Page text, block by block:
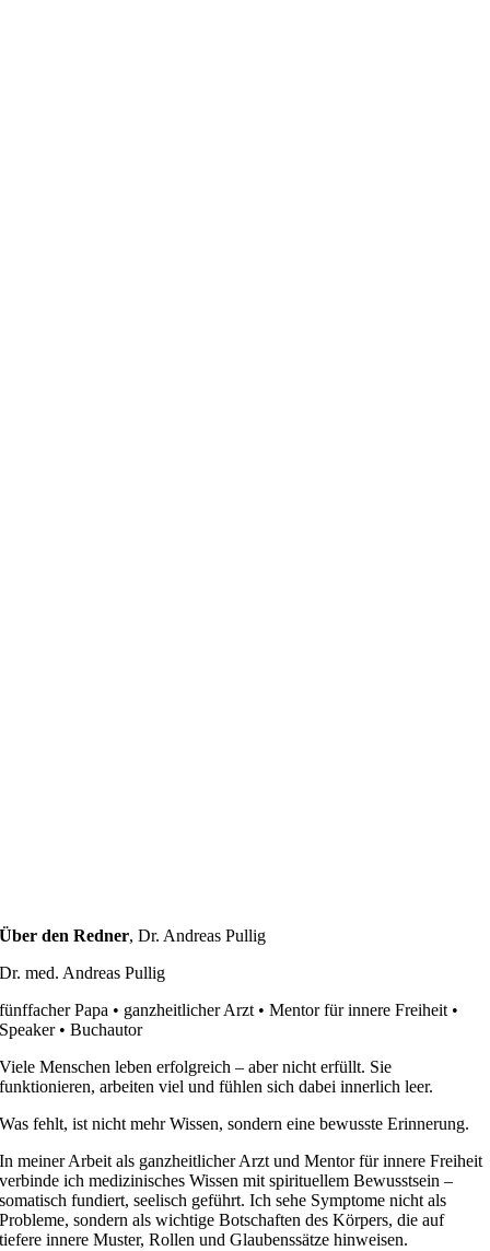
Über den Redner,Dr. Andreas Pullig
Dr. med. Andreas Pullig
fünffacher Papa • ganzheitlicher Arzt • Mentor für innere Freiheit •
Speaker • Buchautor
Viele Menschen leben erfolgreich – aber nicht erfüllt. Sie
funktionieren, arbeiten viel und fühlen sich dabei innerlich leer.
Was fehlt, ist nicht mehr Wissen, sondern eine bewusste Erinnerung.
In meiner Arbeit als ganzheitlicher Arzt und Mentor für innere Freiheit
verbinde ich medizinisches Wissen mit spirituellem Bewusstsein –
somatisch fundiert, seelisch geführt. Ich sehe Symptome nicht als
Probleme, sondern als wichtige Botschaften des Körpers, die auf
tiefere innere Muster, Rollen und Glaubenssätze hinweisen.